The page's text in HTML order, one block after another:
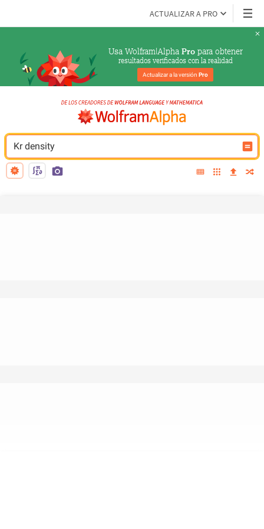
ACTUALIZAR A PRO
Usa Wolfram|Alpha Pro para obtener
resultados verificados con la realidad
Actualizar a la versión Pro
Kr density